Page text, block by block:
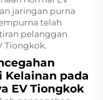
jaringan purna
telah
pelanggan
Tiongkok.
pada
EV Tiongkok